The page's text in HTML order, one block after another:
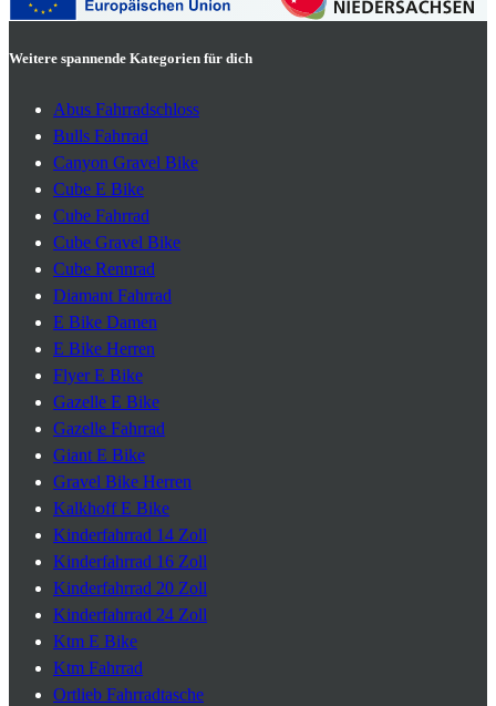
Weitere spannende Kategorien für dich
Abus Fahrradschloss
Bulls Fahrrad
Canyon Gravel Bike
Cube E Bike
Cube Fahrrad
Cube Gravel Bike
Cube Rennrad
Diamant Fahrrad
E Bike Damen
E Bike Herren
Flyer E Bike
Gazelle E Bike
Gazelle Fahrrad
Giant E Bike
Gravel Bike Herren
Kalkhoff E Bike
Kinderfahrrad 14 Zoll
Kinderfahrrad 16 Zoll
Kinderfahrrad 20 Zoll
Kinderfahrrad 24 Zoll
Ktm E Bike
Ktm Fahrrad
Ortlieb Fahrradtasche